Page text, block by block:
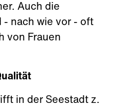
Auch die
- nach wie vor - oft
von Frauen
in der Seestadt z.